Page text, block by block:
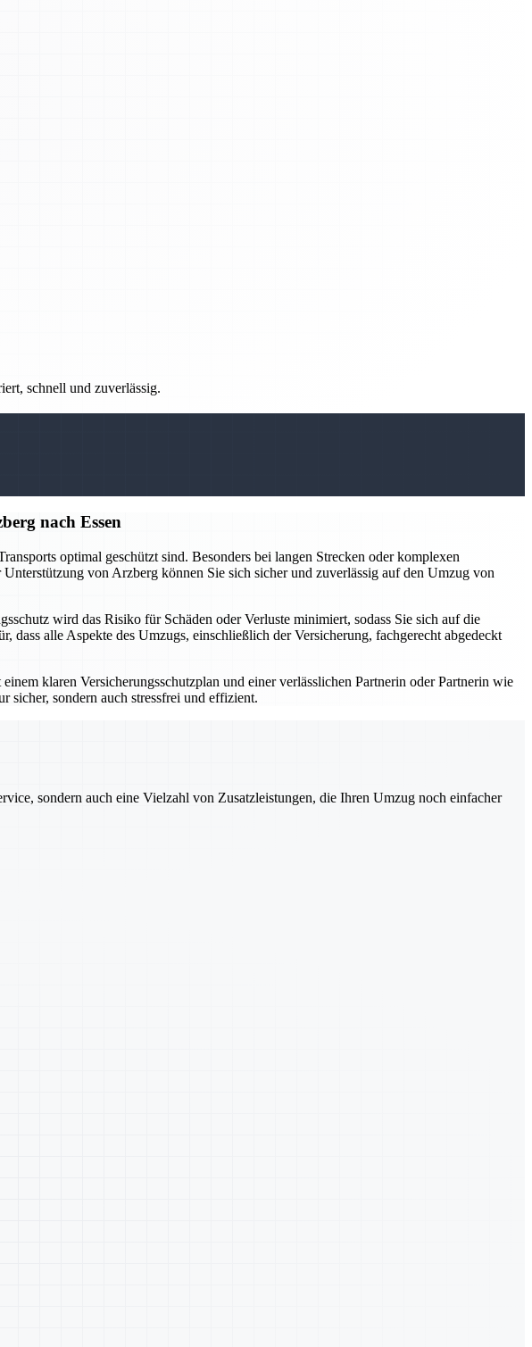
schnell und zuverlässig.
nach Essen
optimal geschützt sind. Besonders bei langen Strecken oder komplexen
von Arzberg können Sie sich sicher und zuverlässig auf den Umzug von
wird das Risiko für Schäden oder Verluste minimiert, sodass Sie sich auf die
alle Aspekte des Umzugs, einschließlich der Versicherung, fachgerecht abgedeckt
klaren Versicherungsschutzplan und einer verlässlichen Partnerin oder Partnerin wie
sicher, sondern auch stressfrei und effizient.
sondern auch eine Vielzahl von Zusatzleistungen, die Ihren Umzug noch einfacher